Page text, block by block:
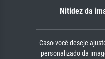
Nitidez da
Caso você deseje
personalizado da